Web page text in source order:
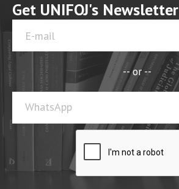
Get UNIFOJ's Newsletter
-- or --
WhatsApp